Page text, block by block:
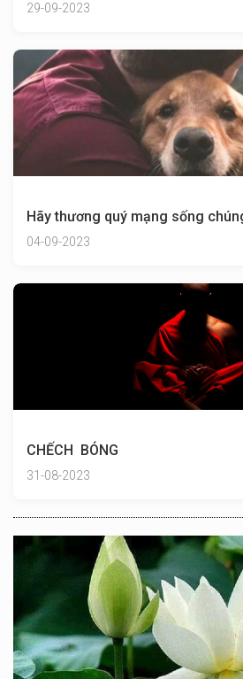
29-09-2023
Hãy thương quý mạng sống
04-09-2023
CHẾCH BÓNG
31-08-2023